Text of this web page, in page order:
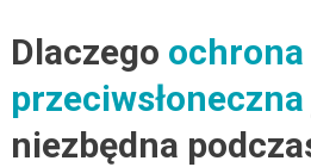
Dlaczego ochrona
przeciwsłoneczna
niezbędna